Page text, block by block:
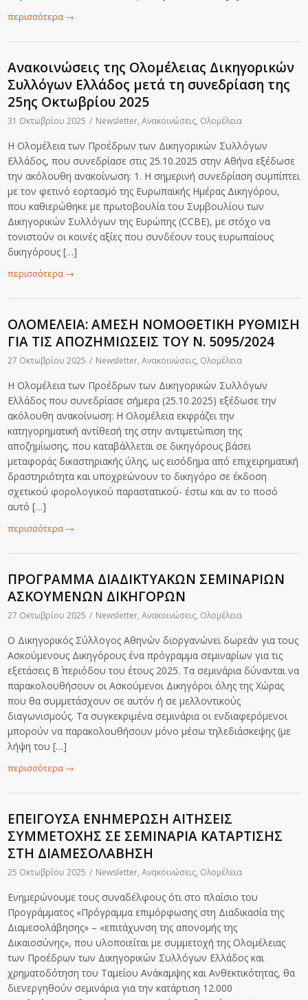
περισσότερα →
Ανακοινώσεις της Ολομέλειας Δικηγορικών
Συλλόγων Ελλάδος μετά τη συνεδρίαση της
25ης Οκτωβρίου 2025
31 Οκτωβρίου 2025 / Newsletter,Ανακοινώσεις, Ολομέλεια
Η Ολομέλεια των Προέδρων των Δικηγορικών Συλλόγων
Ελλάδος, που συνεδρίασε στις 25.10.2025 στην Αθήνα εξέδωσε
την ακόλουθη ανακοίνωση: 1. Η σημερινή συνεδρίαση συμπίπτει
με τον φετινό εορτασμό της Ευρωπαϊκής Ημέρας Δικηγόρου,
που καθιερώθηκε με πρωτοβουλία του Συμβουλίου των
Δικηγορικών Συλλόγων της Ευρώπης (CCBE), με στόχο να
τονιστούν οι κοινές αξίες που συνδέουν τους ευρωπαίους
δικηγόρους […]
περισσότερα →
ΟΛΟΜΕΛΕΙΑ: ΑΜΕΣΗ ΝΟΜΟΘΕΤΙΚΗ ΡΥΘΜΙΣΗ
ΓΙΑ ΤΙΣ ΑΠΟΖΗΜΙΩΣΕΙΣ ΤΟΥ Ν. 5095/2024
27 Οκτωβρίου 2025 / Newsletter,Ανακοινώσεις, Ολομέλεια
H Ολομέλεια των Προέδρων των Δικηγορικών Συλλόγων
Ελλάδος που συνεδρίασε σήμερα (25.10.2025) εξέδωσε την
ακόλουθη ανακοίνωση: Η Ολομέλεια εκφράζει την
κατηγορηματική αντίθεσή της στην αντιμετώπιση της
αποζημίωσης, που καταβάλλεται σε δικηγόρους βάσει
μεταφοράς δικαστηριακής ύλης, ως εισόδημα από επιχειρηματική
δραστηριότητα και υποχρεώνουν το δικηγόρο σε έκδοση
σχετικού φορολογικού παραστατικού- έστω και αν το ποσό
αυτό […]
περισσότερα →
ΠΡΟΓΡΑΜΜΑ ΔΙΑΔΙΚΤΥΑΚΩΝ ΣΕΜΙΝΑΡΙΩΝ
ΑΣΚΟΥΜΕΝΩΝ ΔΙΚΗΓΟΡΩΝ
27 Οκτωβρίου 2025 / Newsletter,Ανακοινώσεις, Ολομέλεια
Ο Δικηγορικός Σύλλογος Αθηνών διοργανώνει δωρεάν για τους
Ασκούμενους Δικηγόρους ένα πρόγραμμα σεμιναρίων για τις
εξετάσεις Β΄ περιόδου του έτους 2025. Τα σεμινάρια δύνανται να
παρακολουθήσουν οι Ασκούμενοι Δικηγόροι όλης της Χώρας
που θα συμμετάσχουν σε αυτόν ή σε μελλοντικούς
διαγωνισμούς. Τα συγκεκριμένα σεμινάρια οι ενδιαφερόμενοι
μπορούν να παρακολουθήσουν μόνο μέσω τηλεδιάσκεψης (με
λήψη του […]
περισσότερα →
ΕΠΕΙΓΟΥΣΑ ΕΝΗΜΕΡΩΣΗ ΑΙΤΗΣΕΙΣ
ΣΥΜΜΕΤΟΧΗΣ ΣΕ ΣΕΜΙΝΑΡΙΑ ΚΑΤΑΡΤΙΣΗΣ
ΣΤΗ ΔΙΑΜΕΣΟΛΑΒΗΣΗ
25 Οκτωβρίου 2025 / Newsletter,Ανακοινώσεις, Ολομέλεια
Ενημερώνουμε τους συναδέλφους ότι στο πλαίσιο του
Προγράμματος «Πρόγραμμα επιμόρφωσης στη Διαδικασία της
Διαμεσολάβησης» – «επιτάχυνση της απονομής της
Δικαιοσύνης», που υλοποιείται με συμμετοχή της Ολομέλειας
των Προέδρων των Δικηγορικών Συλλόγων Ελλάδος και
χρηματοδότηση του Ταμείου Ανάκαμψης και Ανθεκτικότητας, θα
διενεργηθούν σεμινάρια για την κατάρτιση 12.000